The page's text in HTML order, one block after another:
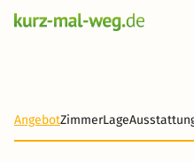
AngebotZimmerLage